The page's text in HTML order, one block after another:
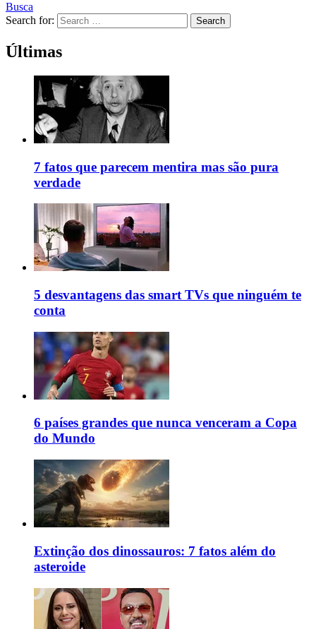
Busca
Search for:
Search
Últimas
7 fatos que parecem mentira mas são pura
verdade
5 desvantagens das smart TVs que ninguém te
conta
6 países grandes que nunca venceram a Copa
do Mundo
Extinção dos dinossauros: 7 fatos além do
asteroide